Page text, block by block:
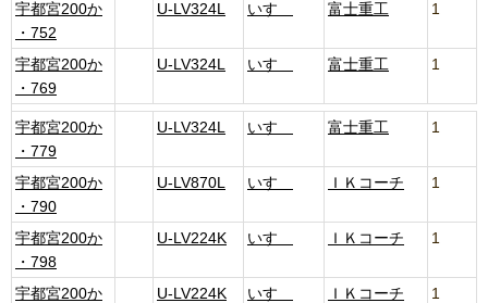
宇都宮200か
・752
U-LV324L いすゞ 富士重工 1
宇都宮200か
・769
U-LV324L いすゞ 富士重工 1
宇都宮200か
・779
U-LV324L いすゞ 富士重工 1
宇都宮200か
・790
U-LV870L いすゞ ＩＫコーチ 1
宇都宮200か
・798
U-LV224K いすゞ ＩＫコーチ 1
宇都宮200か
U-LV224K いすゞ ＩＫコーチ 1